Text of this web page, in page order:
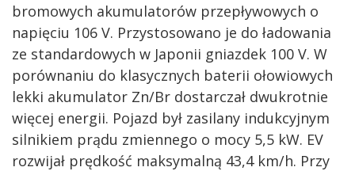
bromowych akumulatorów przepływowych o
napięciu 106 V. Przystosowano je do ładowania
ze standardowych w Japonii gniazdek 100 V. W
porównaniu do klasycznych baterii ołowiowych
lekki akumulator Zn/Br dostarczał dwukrotnie
więcej energii. Pojazd był zasilany indukcyjnym
silnikiem prądu zmiennego o mocy 5,5 kW. EV
rozwijał prędkość maksymalną 43,4 km/h. Przy